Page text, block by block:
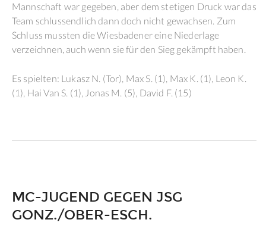
Mannschaft war gegeben, aber dem stetigen Druck war das
Team schlussendlich dann doch nicht gewachsen. Zum
Schluss mussten die Wiesbadener eine Niederlage
verzeichnen, auch wenn sie für den Sieg gekämpft haben.
Es spielten: Lukasz N. (Tor), Max S. (1), Max K. (1), Leon K.
(1), Hai Van S. (1), Jonas M. (5), David F. (15)
MC-JUGEND GEGEN JSG
GONZ./OBER-ESCH.